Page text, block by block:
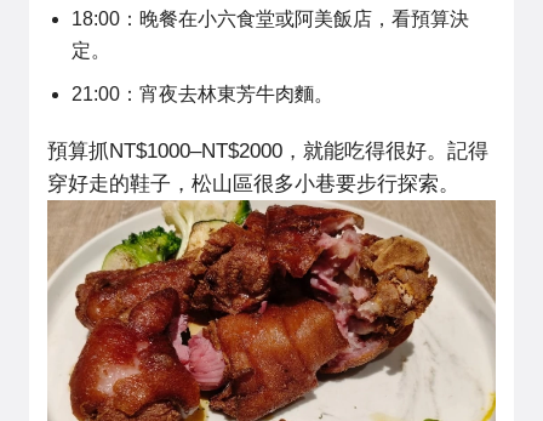
18:00：晚餐在小六食堂或阿美飯店，看預算決
定。
21:00：宵夜去林東芳牛肉麵。
預算抓NT$1000–NT$2000，就能吃得很好。記得
穿好走的鞋子，松山區很多小巷要步行探索。